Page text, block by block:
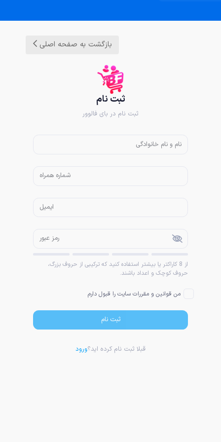
بازگشت به صفحه اصلی
ثبت نام
ثبت نام در بای فالوور
از 8 کاراکتر یا بیشتر استفاده کنید که ترکیبی از حروف بزرگ،
حروف کوچک و اعداد باشند.
من قوانین و مقررات سایت را قبول دارم
ثبت نام
قبلا ثبت نام کرده اید؟ورود